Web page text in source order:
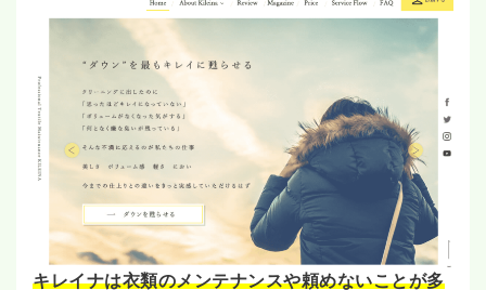
キレイナは衣類のメンテナンスや頼めないことが多